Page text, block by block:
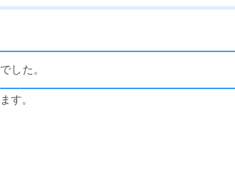
した。
す。